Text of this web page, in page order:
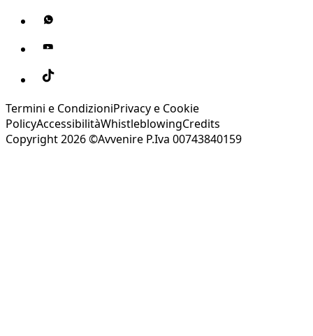
Termini e CondizioniPrivacy e Cookie
PolicyAccessibilitàWhistleblowingCredits
Copyright 2026 ©Avvenire P.Iva 00743840159